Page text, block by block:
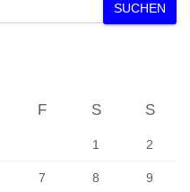
SUCHEN
F S S
1 2
7 8 9